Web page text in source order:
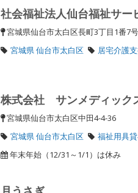
社会福祉法人仙台福祉サ
宮城県仙台市太白区長町3丁目1番7
宮城県 仙台市太白区
居宅介護
株式会社 サンメディック
宮城県仙台市太白区中田4-4-36
宮城県 仙台市太白区
福祉用具
年末年始（12/31～1/1）は休み